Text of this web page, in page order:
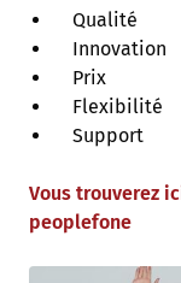
Qualité
Innovation
Prix
Flexibilité
Support
Vous trouverez
peoplefone